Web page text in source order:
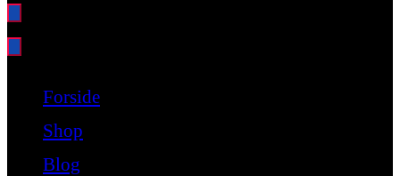
Bare endnu et fitness websted
Forside
Shop
Blog